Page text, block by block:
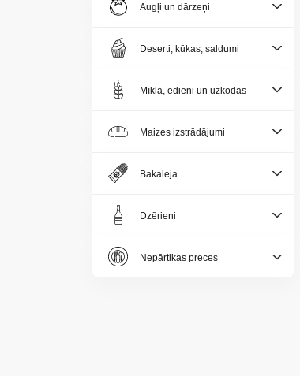
Augļi un dārzeņi
Deserti, kūkas, saldumi
Mīkla, ēdieni un uzkodas
Maizes izstrādājumi
Bakaleja
Dzērieni
Nepārtikas preces